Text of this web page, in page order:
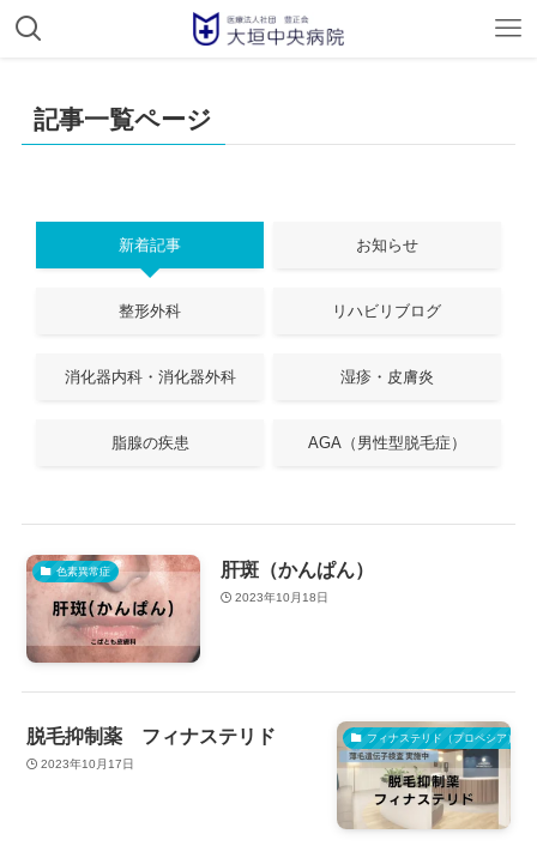
記事一覧ページ
新着記事 お知らせ
整形外科 リハビリブログ
消化器内科・消化器外科 湿疹・皮膚炎
脂腺の疾患 AGA（男性型脱毛症）
色素異常症 肝斑（かんぱん）
2023年10月18日
フィナステリド（プロペシア）
脱毛抑制薬 フィナステリド
2023年10月17日